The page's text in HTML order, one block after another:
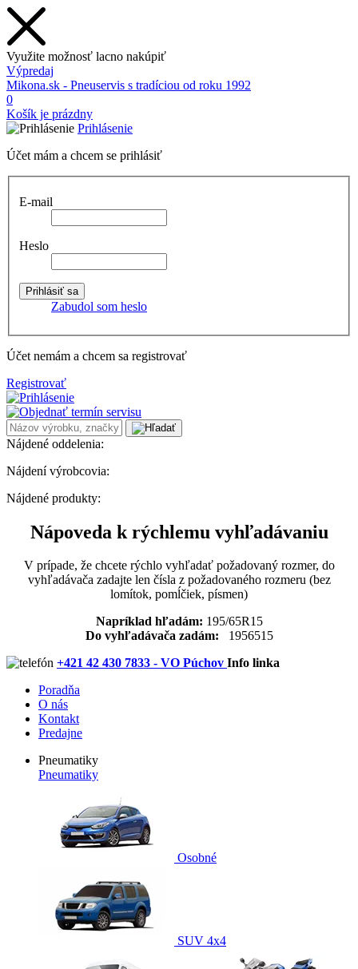
Využite možnosť lacno nakúpiť
Výpredaj
Mikona.sk - Pneuservis s tradíciou od roku 1992
0
Košík je prázdny
Prihlásenie
Účet mám a chcem se prihlásiť
E-mail
Heslo
Zabudol som heslo
Účet nemám a chcem sa registrovať
Registrovať
Nájdené oddelenia:
Nájdení výrobcovia:
Nájdené produkty:
Nápoveda k rýchlemu vyhľadávaniu
V prípade, že chcete rýchlo vyhľadať požadovaný rozmer, do
vyhľadávača zadajte len čísla z požadovaného rozmeru (bez
lomítok, pomĺčiek, písmen)
Napríklad hľadám: 195/65R15
Do vyhľadávača zadám: 1956515
+421 42 430 7833 - VO Púchov Info linka
Poradňa
O nás
Kontakt
Predajne
Pneumatiky
Pneumatiky
Osobné
SUV 4x4